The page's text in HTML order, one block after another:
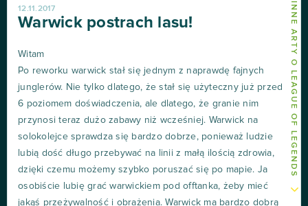
INNE ARTY O LEAGUE OF LEGENDS
12.11.2017
Warwick postrach lasu!
Witam
Po reworku warwick stał się jednym z naprawdę fajnych
junglerów. Nie tylko dlatego, że stał się użyteczny już przed
6 poziomem doświadczenia, ale dlatego, że granie nim
przynosi teraz dużo zabawy niż wcześniej. Warwick na
solokolejce sprawdza się bardzo dobrze, ponieważ ludzie
lubią dość długo przebywać na linii z małą ilością zdrowia,
dzięki czemu możemy szybko poruszać się po mapie. Ja
osobiście lubię grać warwickiem pod offtanka, żeby mieć
jakąś przeżywalność i obrażenia. Warwick ma bardzo dobrą